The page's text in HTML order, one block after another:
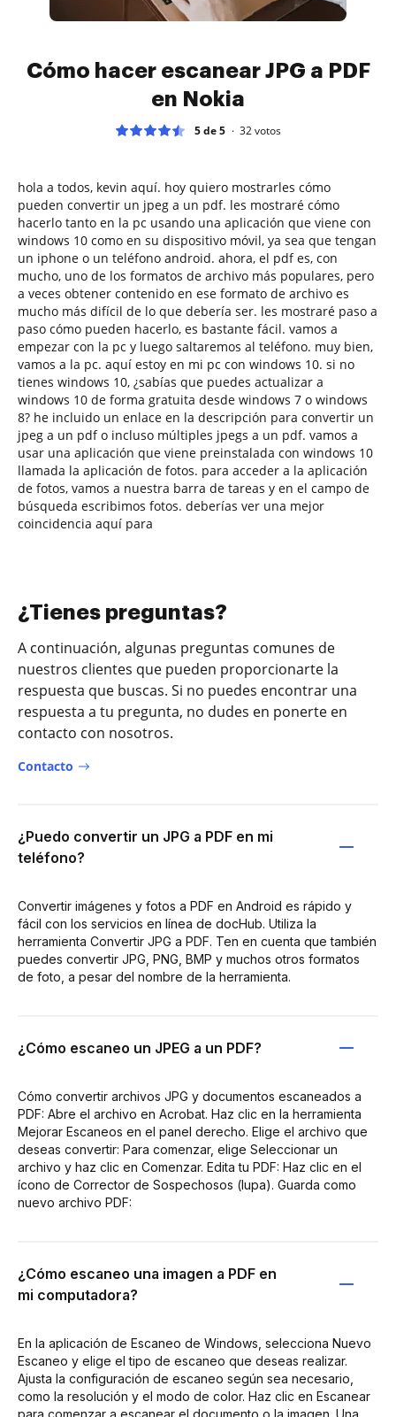
Cómo hacer escanear JPG a PDF
en Nokia
5 de 5 32votos
hola a todos, kevin aquí. hoy quiero mostrarles cómo
pueden convertir un jpeg a un pdf. les mostraré cómo
hacerlo tanto en la pc usando una aplicación que viene con
windows 10 como en su dispositivo móvil, ya sea que tengan
un iphone o un teléfono android. ahora, el pdf es, con
mucho, uno de los formatos de archivo más populares, pero
a veces obtener contenido en ese formato de archivo es
mucho más difícil de lo que debería ser. les mostraré paso a
paso cómo pueden hacerlo, es bastante fácil. vamos a
empezar con la pc y luego saltaremos al teléfono. muy bien,
vamos a la pc. aquí estoy en mi pc con windows 10. si no
tienes windows 10, ¿sabías que puedes actualizar a
windows 10 de forma gratuita desde windows 7 o windows
8? he incluido un enlace en la descripción para convertir un
jpeg a un pdf o incluso múltiples jpegs a un pdf. vamos a
usar una aplicación que viene preinstalada con windows 10
llamada la aplicación de fotos. para acceder a la aplicación
de fotos, vamos a nuestra barra de tareas y en el campo de
búsqueda escribimos fotos. deberías ver una mejor
coincidencia aquí para
¿Tienes preguntas?
A continuación, algunas preguntas comunes de
nuestros clientes que pueden proporcionarte la
respuesta que buscas. Si no puedes encontrar una
respuesta a tu pregunta, no dudes en ponerte en
contacto con nosotros.
Contacto
¿Puedo convertir un JPG a PDF en mi
teléfono?
Convertir imágenes y fotos a PDF en Android es rápido y
fácil con los servicios en línea de docHub. Utiliza la
herramienta Convertir JPG a PDF. Ten en cuenta que también
puedes convertir JPG, PNG, BMP y muchos otros formatos
de foto, a pesar del nombre de la herramienta.
¿Cómo escaneo un JPEG a un PDF?
Cómo convertir archivos JPG y documentos escaneados a
PDF: Abre el archivo en Acrobat. Haz clic en la herramienta
Mejorar Escaneos en el panel derecho. Elige el archivo que
deseas convertir: Para comenzar, elige Seleccionar un
archivo y haz clic en Comenzar. Edita tu PDF: Haz clic en el
ícono de Corrector de Sospechosos (lupa). Guarda como
nuevo archivo PDF:
¿Cómo escaneo una imagen a PDF en
mi computadora?
En la aplicación de Escaneo de Windows, selecciona Nuevo
Escaneo y elige el tipo de escaneo que deseas realizar.
Ajusta la configuración de escaneo según sea necesario,
como la resolución y el modo de color. Haz clic en Escanear
para comenzar a escanear el documento o la imagen. Una